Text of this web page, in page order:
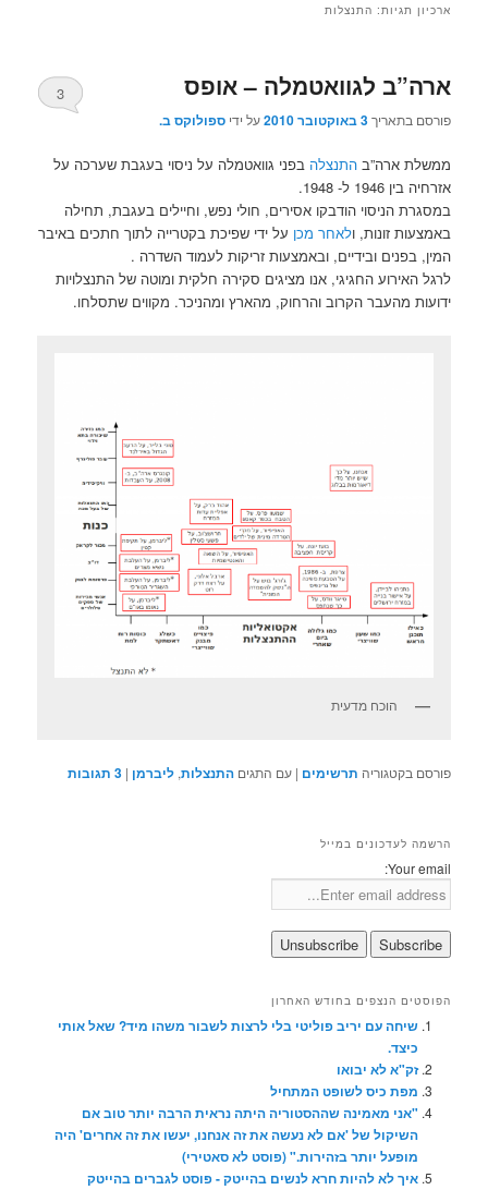
ארכיון תגיות: התנצלות
ארה”ב לגוואטמלה – אופס
פורסם בתאריך3 באוקטובר 2010 על ידיספולוקס ב.
3
ממשלת ארה”בהתנצלה בפני גוואטמלה על ניסוי בעגבת שערכה על
אזרחיה בין 1946 ל- 1948.
במסגרת הניסוי הודבקו אסירים, חולי נפש, וחיילים בעגבת, תחילה
באמצעות זונות, ולאחר מכן על ידי שפיכת בקטרייה לתוך חתכים באיבר
המין, בפנים ובידיים, ובאמצעות זריקות לעמוד השדרה .
לרגל האירוע החגיגי, אנו מציגים סקירה חלקית ומוטה של התנצלויות
ידועות מהעבר הקרוב והרחוק, מהארץ ומהניכר. מקווים שתסלחו.
הוכח מדעית
פורסם בקטגוריה תרשימים |עם התגים התנצלות,ליברמן |
3 תגובות
הרשמה לעדכונים במייל
Your email:
הפוסטים הנצפים בחודש האחרון
שיחה עם יריב פוליטי בלי לרצות לשבור משהו מיד? שאל אותי
כיצד.
זק"א לא יבואו
מפת כיס לשופט המתחיל
"אני מאמינה שההסטוריה היתה נראית הרבה יותר טוב אם
השיקול של 'אם לא נעשה את זה אנחנו, יעשו את זה אחרים' היה
מופעל יותר בזהירות." (פוסט לא סאטירי)
איך לא להיות חרא לנשים בהייטק - פוסט לגברים בהייטק